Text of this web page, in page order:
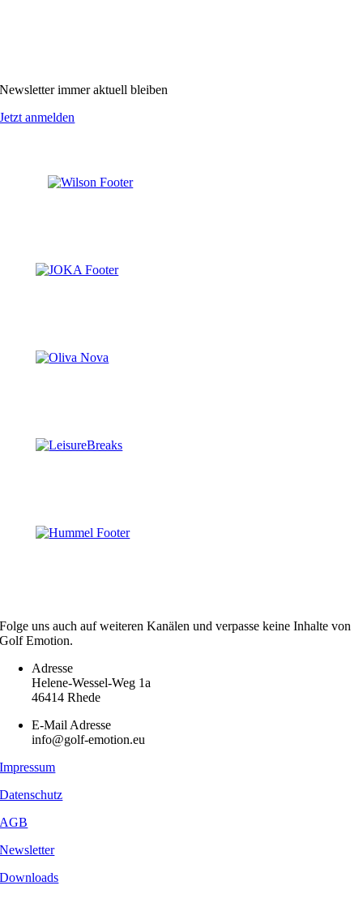
Newsletter immer aktuell bleiben
Jetzt anmelden
Folge uns auch auf weiteren Kanälen und verpasse keine Inhalte von
Golf Emotion.
Adresse
Helene-Wessel-Weg 1a
46414 Rhede
E-Mail Adresse
info@golf-emotion.eu
Impressum
Datenschutz
AGB
Newsletter
Downloads